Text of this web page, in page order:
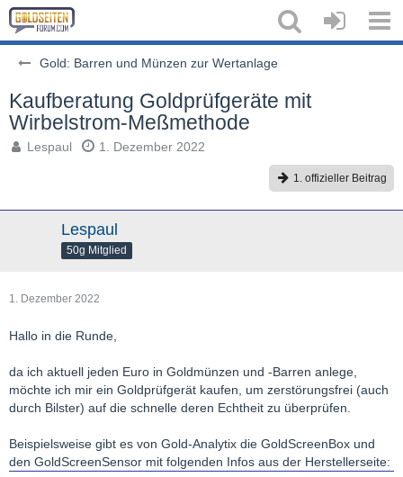
Gold: Barren und Münzen zur Wertanlage
Kaufberatung Goldprüfgeräte mit
Wirbelstrom-Meßmethode
Lespaul 1. Dezember 2022
1. offizieller Beitrag
Lespaul
50g Mitglied
1. Dezember 2022
Hallo in die Runde,
da ich aktuell jeden Euro in Goldmünzen und -Barren anlege,
möchte ich mir ein Goldprüfgerät kaufen, um zerstörungsfrei (auch
durch Bilster) auf die schnelle deren Echtheit zu überprüfen.
Beispielsweise gibt es von Gold-Analytix die GoldScreenBox und
den GoldScreenSensor mit folgenden Infos aus der Herstellerseite: